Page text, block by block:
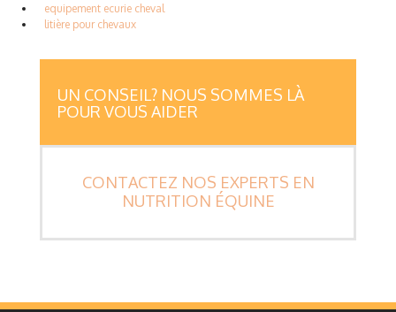
equipement ecurie cheval
litière pour chevaux
UN CONSEIL? NOUS SOMMES LÀ
POUR VOUS AIDER
CONTACTEZ NOS EXPERTS EN
NUTRITION ÉQUINE